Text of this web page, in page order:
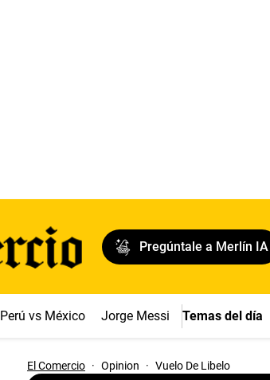
Pregúntale a Merlín IA
Perú vs México Jorge Messi Temas del día
El Comercio · Opinion · Vuelo De Libelo